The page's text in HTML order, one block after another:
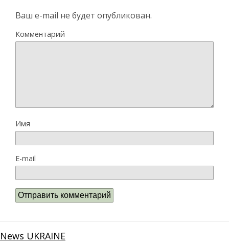
Ваш e-mail не будет опубликован.
Комментарий
Имя
E-mail
News UKRAINE